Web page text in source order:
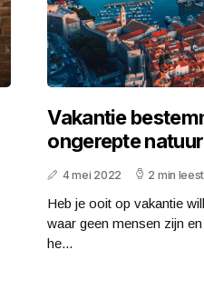
Vakantie
ongerepte natuur
4 mei 2022 2 min
Heb je ooit op vakantie
waar geen mensen zijn
he...